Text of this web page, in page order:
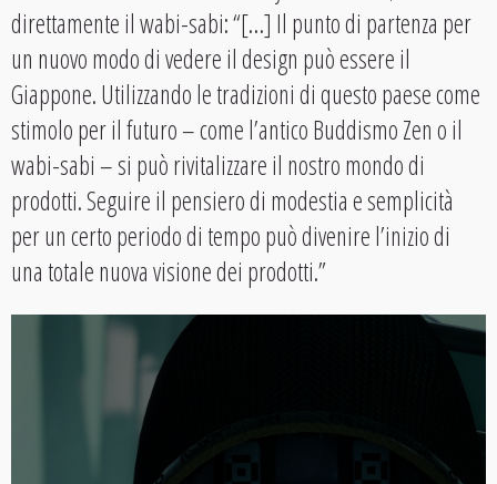
direttamente il wabi-sabi: “[…] Il punto di partenza per
un nuovo modo di vedere il design può essere il
Giappone. Utilizzando le tradizioni di questo paese come
stimolo per il futuro – come l’antico Buddismo Zen o il
wabi-sabi – si può rivitalizzare il nostro mondo di
prodotti. Seguire il pensiero di modestia e semplicità
per un certo periodo di tempo può divenire l’inizio di
una totale nuova visione dei prodotti.”